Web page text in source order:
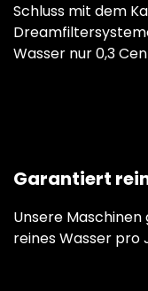
Schluss mit dem
Wasser nur 0,3
Garantiert
Unsere
reines Wasser pro